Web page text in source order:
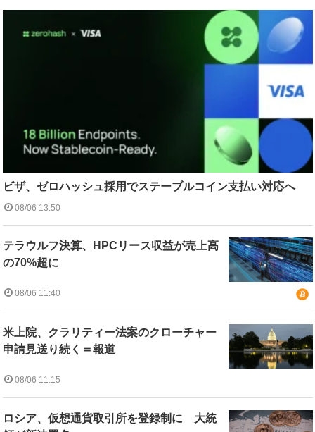
ビザ、ゼロハッシュ採用でステーブルコイン支払い対応へ
08/06 13:50
テラウルフ決算、HPCリース収益が売上高
の70%超に
08/06 11:40
米上院、クラリティー法案のクローチャー
申請見送り続く＝報道
08/06 11:15
ロシア、仮想通貨取引所を登録制に 大統